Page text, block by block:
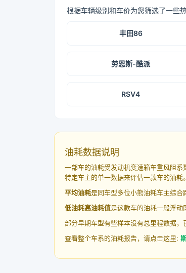
根据车辆级别和车价为您筛选了一些
丰田86
劳恩斯-酷派
RSV4
油耗数据说明
一部车的油耗受发动机变速箱车重风阻
特定车主的单一数据来评估一款车的油耗。
平均油耗是同车型多位小熊油耗车主综合
低油耗高油耗值是这款车的油耗一般浮动
部分早期车型有些样本没有总里程数据，
查看整个车系的油耗报告，请点击这里: